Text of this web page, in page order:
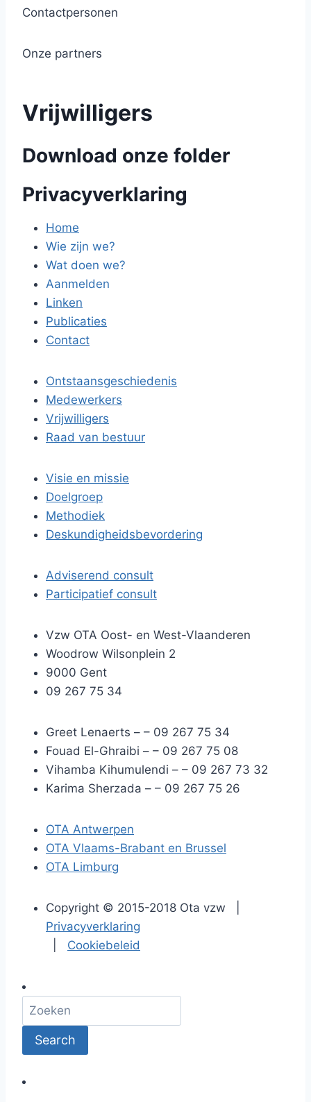
Contactpersonen
Onze partners
Vrijwilligers
Download onze folder
Privacyverklaring
Home
Wie zijn we?
Wat doen we?
Aanmelden
Linken
Publicaties
Contact
Ontstaansgeschiedenis
Medewerkers
Vrijwilligers
Raad van bestuur
Visie en missie
Doelgroep
Methodiek
Deskundigheidsbevordering
Adviserend consult
Participatief consult
Vzw OTA Oost- en West-Vlaanderen
Woodrow Wilsonplein 2
9000 Gent
09 267 75 34
Greet Lenaerts – – 09 267 75 34
Fouad El-Ghraibi – – 09 267 75 08
Vihamba Kihumulendi – – 09 267 73 32
Karima Sherzada – – 09 267 75 26
OTA Antwerpen
OTA Vlaams-Brabant en Brussel
OTA Limburg
Copyright © 2015-2018 Ota vzw |
Privacyverklaring
Cookiebeleid